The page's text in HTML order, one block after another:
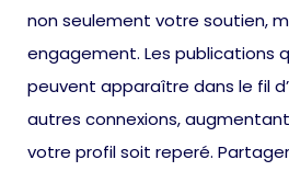
non seulement votre soutien,
engagement. Les publications
peuvent apparaître dans le fil
autres connexions,
votre profil soit reperé.